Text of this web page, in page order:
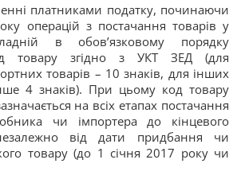
платниками податку, починаючи
операцій з постачання товарів у
в обов’язковому порядку
товару згідно з УКТ ЗЕД (для
товарів – 10 знаків, для інших
4 знаків). При цьому код товару
на всіх етапах постачання
чи імпортера до кінцевого
від дати придбання чи
товару (до 1 січня 2017 року чи